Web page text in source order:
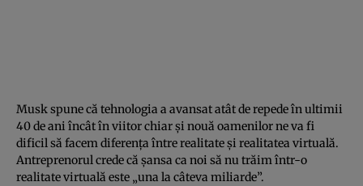
Musk spune că tehnologia a avansat atât de repede în ultimii
40 de ani încât în viitor chiar şi nouă oamenilor ne va fi
dificil să facem diferenţa între realitate şi realitatea virtuală.
Antreprenorul crede că şansa ca noi să nu trăim într-o
realitate virtuală este „una la câteva miliarde”.